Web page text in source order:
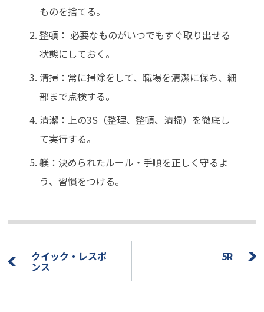
ものを捨てる。
整頓： 必要なものがいつでもすぐ取り出せる
状態にしておく。
清掃：常に掃除をして、職場を清潔に保ち、細
部まで点検する。
清潔：上の3S（整理、整頓、清掃）を徹底し
て実行する。
躾：決められたルール・手順を正しく守るよ
う、習慣をつける。
クイック・レスポ
ンス
5R